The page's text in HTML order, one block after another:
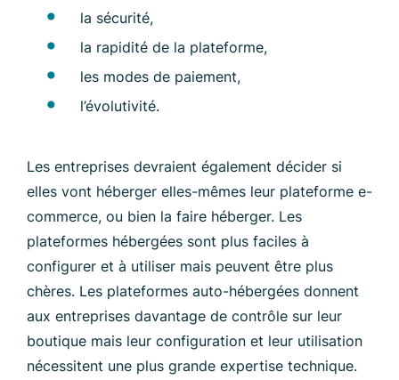
la sécurité,
la rapidité de la plateforme,
les modes de paiement,
l’évolutivité.
Les entreprises devraient également décider si
elles vont héberger elles-mêmes leur plateforme e-
commerce, ou bien la faire héberger. Les
plateformes hébergées sont plus faciles à
configurer et à utiliser mais peuvent être plus
chères. Les plateformes auto-hébergées donnent
aux entreprises davantage de contrôle sur leur
boutique mais leur configuration et leur utilisation
nécessitent une plus grande expertise technique.